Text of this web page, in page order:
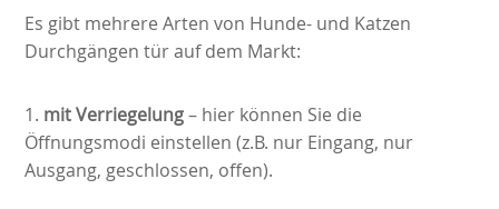
Es gibt mehrere Arten von Hunde- und Katzen
Durchgängen tür auf dem Markt:
1. mit Verriegelung– hier können Sie die
Öffnungsmodi einstellen (z.B. nur Eingang, nur
Ausgang, geschlossen, offen).